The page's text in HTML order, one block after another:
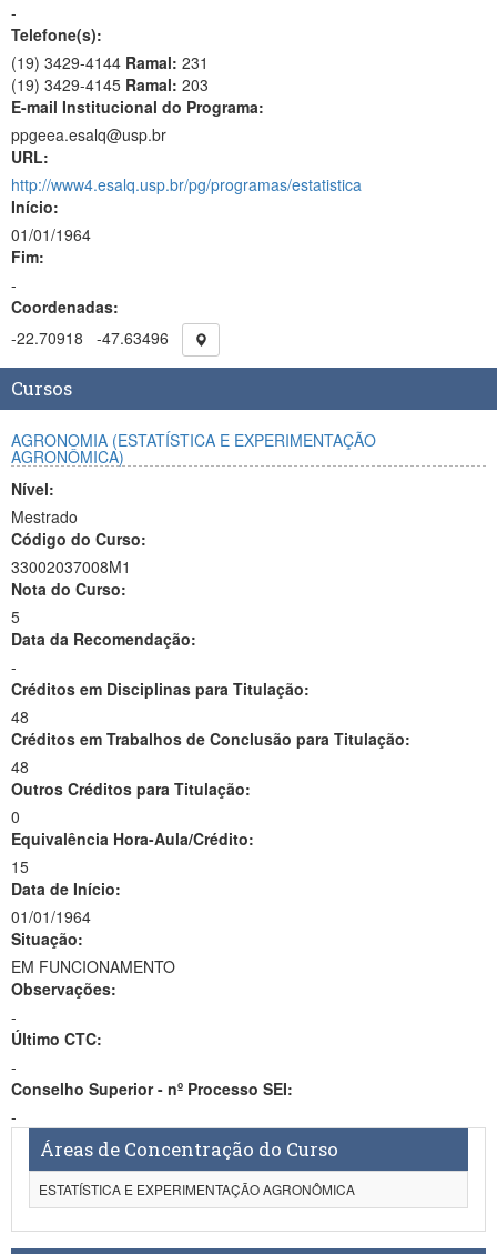
-
Telefone(s):
(19) 3429-4144 Ramal: 231
(19) 3429-4145 Ramal: 203
E-mail Institucional do Programa:
ppgeea.esalq@usp.br
URL:
http://www4.esalq.usp.br/pg/programas/estatistica
Início:
01/01/1964
Fim:
-
Coordenadas:
-22.70918
-47.63496
Cursos
AGRONOMIA (ESTATÍSTICA E EXPERIMENTAÇÃO
AGRONÔMICA)
Nível:
Mestrado
Código do Curso:
33002037008M1
Nota do Curso:
5
Data da Recomendação:
-
Créditos em Disciplinas para Titulação:
48
Créditos em Trabalhos de Conclusão para Titulação:
48
Outros Créditos para Titulação:
0
Equivalência Hora-Aula/Crédito:
15
Data de Início:
01/01/1964
Situação:
EM FUNCIONAMENTO
Observações:
-
Último CTC:
-
Conselho Superior - nº Processo SEI:
-
Áreas de Concentração do Curso
ESTATÍSTICA E EXPERIMENTAÇÃO AGRONÔMICA